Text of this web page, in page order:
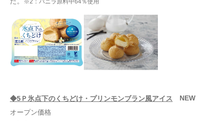
※2：バニラ原料中64％使用
◆5Ｐ氷点下のくちどけ・プリンモンブラン風アイス
NEW
オープン価格